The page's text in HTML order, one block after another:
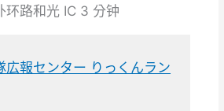
环路和光 IC 3 分钟
広報センター りっくんラン